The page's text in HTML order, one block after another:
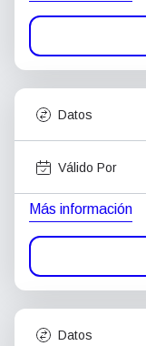
Datos
Válido Por
Más información
Datos